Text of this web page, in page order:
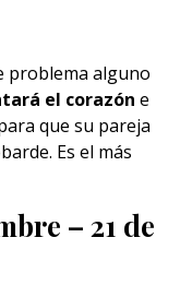
problema alguno
el corazón e
que su pareja
Es el más
– 21 de